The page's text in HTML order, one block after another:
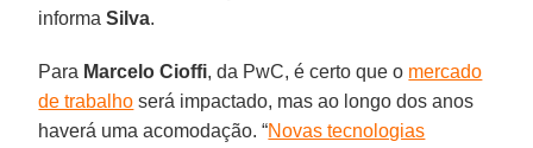
informaSilva.
Para Marcelo Cioffi, da PwC, é certo que o mercado
de trabalho será impactado, mas ao longo dos anos
haverá uma acomodação. “Novas tecnologias